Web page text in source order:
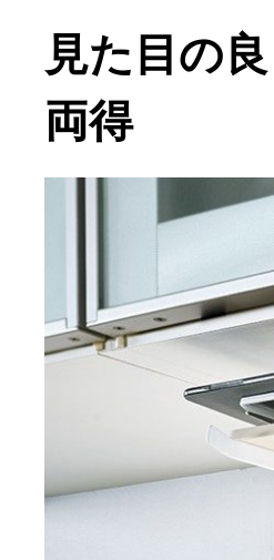
見た目の
両得